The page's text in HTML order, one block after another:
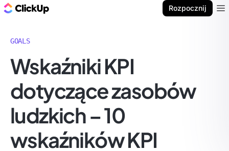
Rozpocznij
GOALS
Wskaźniki KPI
dotyczące zasobów
ludzkich – 10
wskaźników KPI